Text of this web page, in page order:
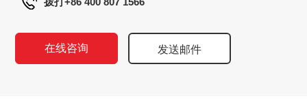
在线咨询 发送邮件